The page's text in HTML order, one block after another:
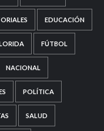
EDUCACIÓN
FÚTBOL
NACIONAL
POLÍTICA
SALUD